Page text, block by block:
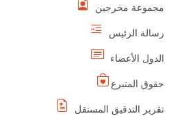
مجموعة مخرجين
رسالة الرئيس
الدول الأعضاء
حقوق المتبرع
تقرير التدقيق المستقل